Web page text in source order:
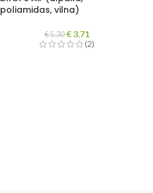
poliamidas, vilna)
€5.30 €3.71
(2)